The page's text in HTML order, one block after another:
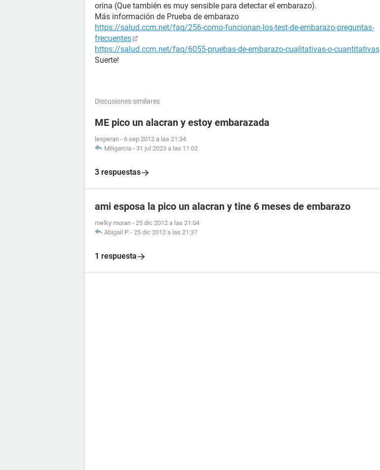
orina (Que también es muy sensible para detectar el embarazo).
Más información de Prueba de embarazo
https://salud.ccm.net/faq/256-como-funcionan-los-test-de-embarazo-preguntas-
frecuentes
https://salud.ccm.net/faq/6055-pruebas-de-embarazo-cualitativas-o-cuantitativas
Suerte!
Discusiones similares
ME pico un alacran y estoy embarazada
lesperan - 6 sep 2012 a las 21:34
Miligarcia - 31 jul 2023 a las 11:02
3 respuestas
ami esposa la pico un alacran y tine 6 meses de embarazo
melky moran - 25 dic 2012 a las 21:04
Abigail P. - 25 dic 2012 a las 21:37
1 respuesta